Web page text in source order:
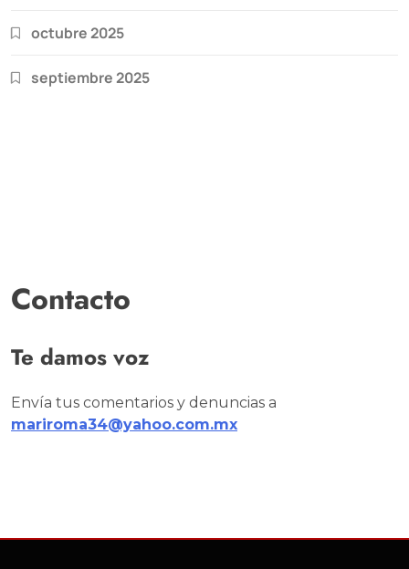
octubre 2025
septiembre 2025
Contacto
Te damos voz
Envía tus comentarios y denuncias a
mariroma34@yahoo.com.mx